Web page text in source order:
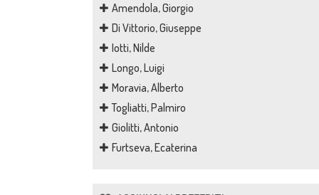
Amendola, Giorgio
Di Vittorio, Giuseppe
Iotti, Nilde
Longo, Luigi
Moravia, Alberto
Togliatti, Palmiro
Giolitti, Antonio
Furtseva, Ecaterina